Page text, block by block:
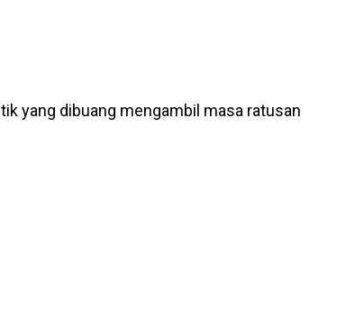
yang dibuang mengambil masa ratusan